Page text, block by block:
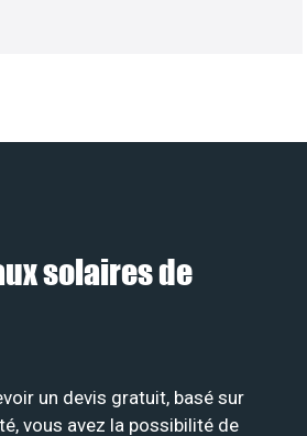
solaires de
un devis gratuit, basé sur
vous avez la possibilité de